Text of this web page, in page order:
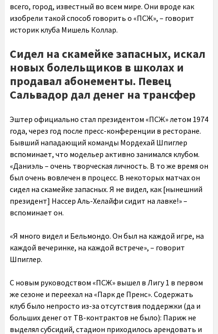
всего, город, известный во всем мире. Они вроде как
изобрели такой способ говорить о «ПСЖ», – говорит
историк клуба Мишель Коллар.
Cидел на скамейке запасных, искал
новых болельщиков в школах и
продавал абонементы. Певец
Сальвадор дал денег на трансфер
Эштер официально стал президентом «ПСЖ» летом 1974
года, через год после пресс-конференции в ресторане.
Бывший нападающий команды Мордехай Шпиглер
вспоминает, что модельер активно занимался клубом.
«Даниэль – очень творческая личность. В то же время он
был очень вовлечен в процесс. В некоторых матчах он
сидел на скамейке запасных. Я не видел, как [нынешний
президент] Нассер Аль-Хелайфи сидит на лавке!» –
вспоминает он.
«Я много видел и Бельмондо. Он был на каждой игре, на
каждой вечеринке, на каждой встрече», – говорит
Шпиглер.
С новым руководством «ПСЖ» вышел в Лигу 1 в первом
же сезоне и переехал на «Парк де Пренс». Содержать
клуб было непросто из-за отсутствия поддержки (да и
больших денег от ТВ-контрактов не было): Париж не
выделял субсидий, стадион приходилось арендовать и